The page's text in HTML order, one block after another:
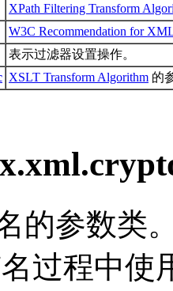
XPath Filtering Transform
W3C Recommendation for
表示过滤器设置操作。
XSLT Transform Algorithm 的
的参数类
过程中使